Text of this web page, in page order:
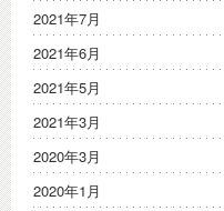
2021年7月
2021年6月
2021年5月
2021年3月
2020年3月
2020年1月